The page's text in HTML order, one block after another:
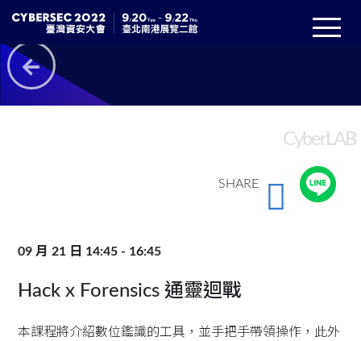
CyberLAB
SHARE
09 月 21 日 14:45 - 16:45
Hack x Forensics 通靈迴戰
本課程將介紹數位鑑識的工具，並手把手帶領操作，此外